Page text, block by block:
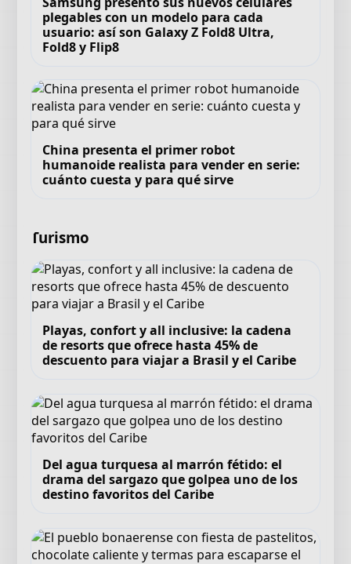
plegables con un modelo para cada
usuario: así son Galaxy Z Fold8 Ultra,
Fold8 y Flip8
China presenta el primer robot
humanoide realista para vender en serie:
cuánto cuesta y para qué sirve
Turismo
Playas, confort y all inclusive: la cadena
de resorts que ofrece hasta 45% de
descuento para viajar a Brasil y el Caribe
Del agua turquesa al marrón fétido: el
drama del sargazo que golpea uno de los
destino favoritos del Caribe